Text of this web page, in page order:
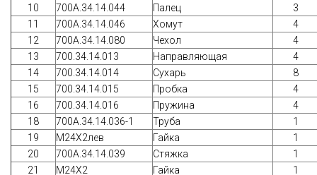
10
700А.34.14.044 Палец
3
11
700А.34.14.046 Хомут
4
12
700А.34.14.080 Чехол
4
13
700.34.14.013 Направляющая
4
14
700.34.14.014 Сухарь
8
15
700.34.14.015 Пробка
4
16
700.34.14.016 Пружина
4
18
700А.34.14.036-1 Труба
1
19
М24Х2лев Гайка
1
20
700А.34.14.039 Стяжка
1
21
М24Х2 Гайка
1